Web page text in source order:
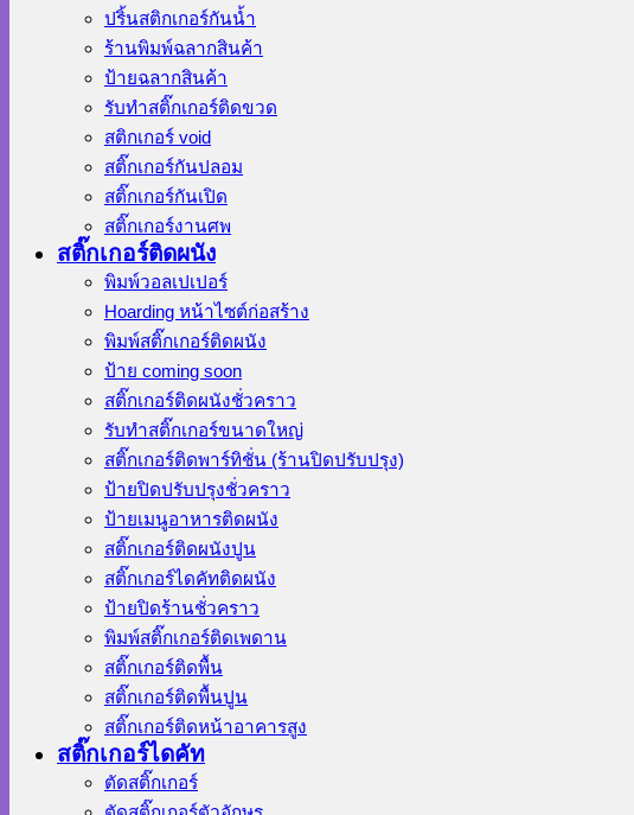
ปริ้นสติกเกอร์กันน้ำ
ร้านพิมพ์ฉลากสินค้า
ป้ายฉลากสินค้า
รับทำสติ๊กเกอร์ติดขวด
สติกเกอร์ void
สติ๊กเกอร์กันปลอม
สติ๊กเกอร์กันเปิด
สติ๊กเกอร์งานศพ
สติ๊กเกอร์ติดผนัง
พิมพ์วอลเปเปอร์
Hoarding หน้าไซต์ก่อสร้าง
พิมพ์สติ๊กเกอร์ติดผนัง
ป้าย coming soon
สติ๊กเกอร์ติดผนังชั่วคราว
รับทำสติ๊กเกอร์ขนาดใหญ่
สติ๊กเกอร์ติดพาร์ทิชั่น (ร้านปิดปรับปรุง)
ป้ายปิดปรับปรุงชั่วคราว
ป้ายเมนูอาหารติดผนัง
สติ๊กเกอร์ติดผนังปูน
สติ๊กเกอร์ไดคัทติดผนัง
ป้ายปิดร้านชั่วคราว
พิมพ์สติ๊กเกอร์ติดเพดาน
สติ๊กเกอร์ติดพื้น
สติ๊กเกอร์ติดพื้นปูน
สติ๊กเกอร์ติดหน้าอาคารสูง
สติ๊กเกอร์ไดคัท
ตัดสติ๊กเกอร์